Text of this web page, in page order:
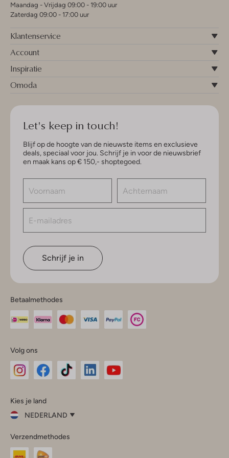
Maandag - Vrijdag 09:00 - 19:00 uur
Zaterdag 09:00 - 17:00 uur
Klantenservice
Account
Inspiratie
Omoda
Let's keep in touch!
Blijf op de hoogte van de nieuwste items en exclusieve
deals, speciaal voor jou. Schrijf je in voor de nieuwsbrief
en maak kans op € 150,- shoptegoed.
Schrijf je in
Betaalmethodes
Volg ons
InstagramFacebook
Kies je land
NEDERLAND
je
land
Verzendmethodes